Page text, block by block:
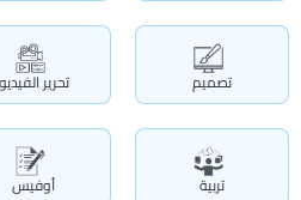
تصميم تحرير الفيديو
تربية أوفيس